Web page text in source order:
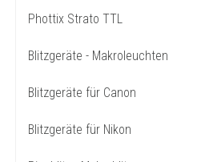
Phottix Strato TTL
Blitzgeräte - Makroleuchten
Blitzgeräte für Canon
Blitzgeräte für Nikon